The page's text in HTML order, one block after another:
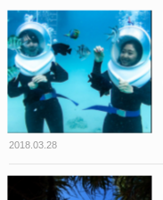
2018.03.28